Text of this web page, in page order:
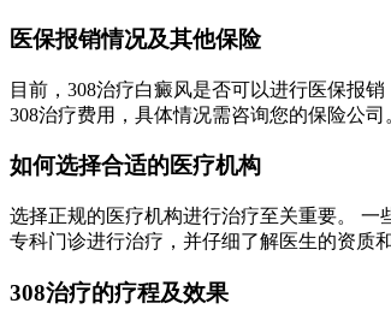
医保报销情况及其他保险
目前，308治疗白癜风是否可以进行医保报
308治疗费用，具体情况需咨询您的保险公司
如何选择合适的医疗机构
选择正规的医疗机构进行治疗至关重要。
专科门诊进行治疗，并仔细了解医生的资质和
308治疗的疗程及效果